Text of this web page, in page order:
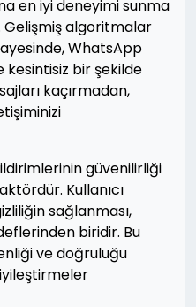
en iyi deneyimi sunma
Gelişmiş algoritmalar
WhatsApp
kesintisiz bir şekilde
kaçırmadan,
güvenilirliği
Kullanıcı
sağlanması,
biridir. Bu
ve doğruluğu